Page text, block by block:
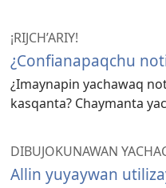
¡RIJCH’ARIY!
¿Confianapaqchu
¿Imaynapin yachawaq
kasqanta? Chaymanta
DIBUJOKUNAWAN
Allin yuyaywan